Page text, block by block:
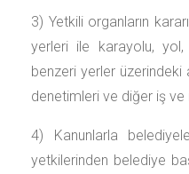
3) Yetkili organların
yerleri ile karayolu,
benzeri yerler
denetimleri ve diğer iş
4) Kanunlarla
yetkilerinden belediye